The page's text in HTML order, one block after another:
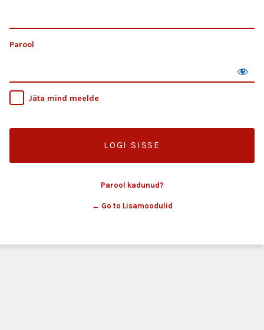
Parool
Jäta mind meelde
Parool kadunud?
← Go to Lisamoodulid